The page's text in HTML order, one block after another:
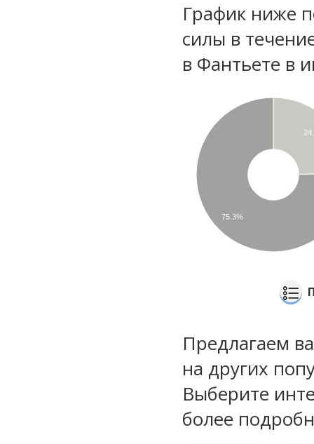
График ниже
силы в
в Фантьете в
75.3%
Предлагаем
на других
Выберите
более